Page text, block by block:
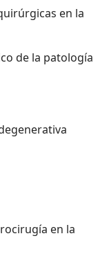
en la
de la patología
en la